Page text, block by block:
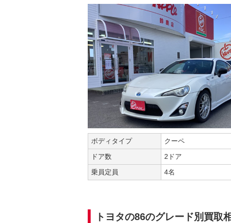
ボディタイプ
クーペ
ドア数
2ドア
乗員定員
4名
トヨタの86のグレード別買取